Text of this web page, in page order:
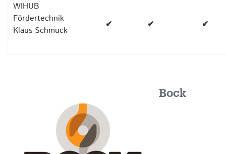
WIHUB
Fördertechnik
Klaus Schmuck
✔ ✔ ✔
Bock